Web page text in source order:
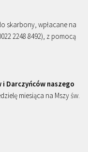
skarbony, wpłacane na
2248 8492), z pomocą
Darczyńców naszego
miesiąca na Mszy św.